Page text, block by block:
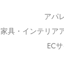
アパ
家具・インテリア
EC